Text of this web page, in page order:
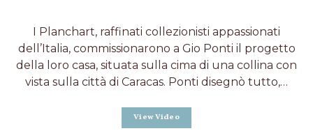
I Planchart, raffinati collezionisti appassionati
dell’Italia, commissionarono a Gio Ponti il progetto
della loro casa, situata sulla cima di una collina con
vista sulla città di Caracas. Ponti disegnò tutto,…
View Video